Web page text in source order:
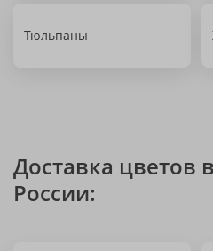
Тюльпаны
Доставка цветов
России: